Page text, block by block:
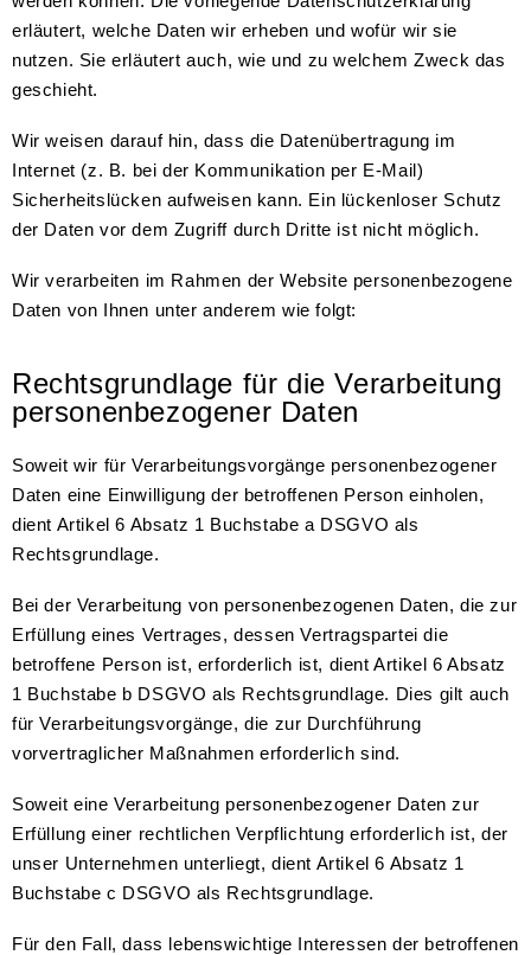
erläutert, welche Daten wir erheben und wofür wir sie
nutzen. Sie erläutert auch, wie und zu welchem Zweck das
geschieht.
Wir weisen darauf hin, dass die Datenübertragung im
Internet (z. B. bei der Kommunikation per E-Mail)
Sicherheitslücken aufweisen kann. Ein lückenloser Schutz
der Daten vor dem Zugriff durch Dritte ist nicht möglich.
Wir verarbeiten im Rahmen der Website personenbezogene
Daten von Ihnen unter anderem wie folgt:
Rechtsgrundlage für die Verarbeitung
personenbezogener Daten
Soweit wir für Verarbeitungsvorgänge personenbezogener
Daten eine Einwilligung der betroffenen Person einholen,
dient Artikel 6 Absatz 1 Buchstabe a DSGVO als
Rechtsgrundlage.
Bei der Verarbeitung von personenbezogenen Daten, die zur
Erfüllung eines Vertrages, dessen Vertragspartei die
betroffene Person ist, erforderlich ist, dient Artikel 6 Absatz
1 Buchstabe b DSGVO als Rechtsgrundlage. Dies gilt auch
für Verarbeitungsvorgänge, die zur Durchführung
vorvertraglicher Maßnahmen erforderlich sind.
Soweit eine Verarbeitung personenbezogener Daten zur
Erfüllung einer rechtlichen Verpflichtung erforderlich ist, der
unser Unternehmen unterliegt, dient Artikel 6 Absatz 1
Buchstabe c DSGVO als Rechtsgrundlage.
Für den Fall, dass lebenswichtige Interessen der betroffenen